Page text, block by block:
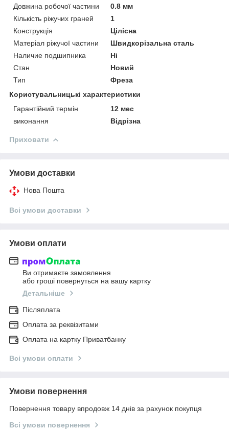
Довжина робочої частини
0.8 мм
Кількість ріжучих граней
1
Конструкція
Цілісна
Матеріал ріжучої частини
Швидкорізальна сталь
Наличие подшипника
Ні
Стан
Новий
Тип
Фреза
Користувальницькі характеристики
Гарантійний термін
12 мес
виконання
Відрізна
Приховати
Умови доставки
Нова Пошта
Всі умови доставки
Умови оплати
Ви отримаєте замовлення
або гроші повернуться на вашу картку
Детальніше
Післяплата
Оплата за реквізитами
Оплата на картку Приватбанку
Всі умови оплати
Умови повернення
Повернення товару впродовж 14 днів за рахунок покупця
Всі умови повернення